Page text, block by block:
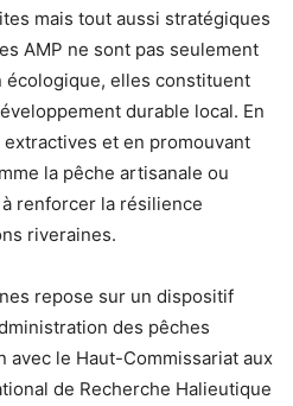
mais tout aussi stratégiques
AMP ne sont pas seulement
elles constituent
durable local. En
et en promouvant
la pêche artisanale ou
renforcer la résilience
riveraines.
repose sur un dispositif
des pêches
avec le Haut-Commissariat aux
de Recherche Halieutique